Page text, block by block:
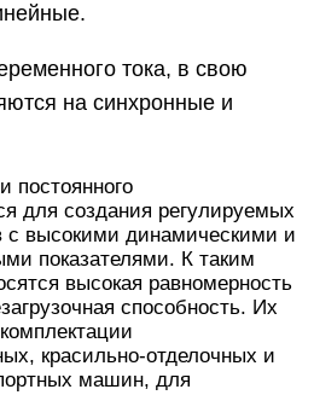
тока, в свою
на синхронные и
постоянного
для создания регулируемых
с высокими динамическими и
показателями. К таким
высокая равномерность
способность. Их
красильно-отделочных и
машин, для